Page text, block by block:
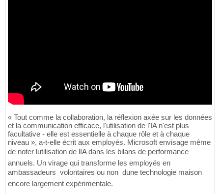
« Tout comme la collaboration, la réflexion axée sur les données
et la communication efficace, l'utilisation de l'IA n'est plus
facultative - elle est essentielle à chaque rôle et à chaque
niveau », a-t-elle écrit aux employés. Microsoft envisage même
de noter lutilisation de lIA dans les bilans de performance
annuels. Un virage qui transforme les employés en
ambassadeurs  volontaires ou non  dune technologie maison
encore largement expérimentale.